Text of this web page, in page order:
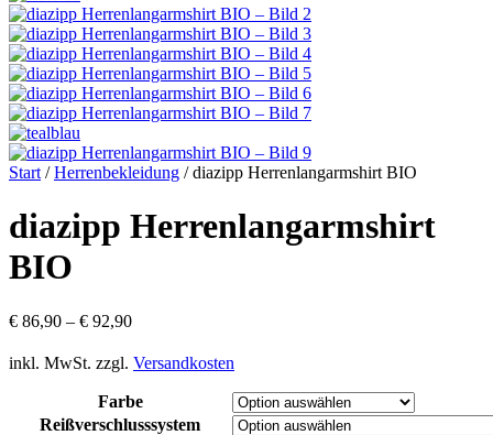
Start /Herrenbekleidung /diazipp Herrenlangarmshirt BIO
diazipp Herrenlangarmshirt
BIO
€ 86,90 – € 92,90
inkl. MwSt. zzgl. Versandkosten
Farbe
Reißverschlusssystem